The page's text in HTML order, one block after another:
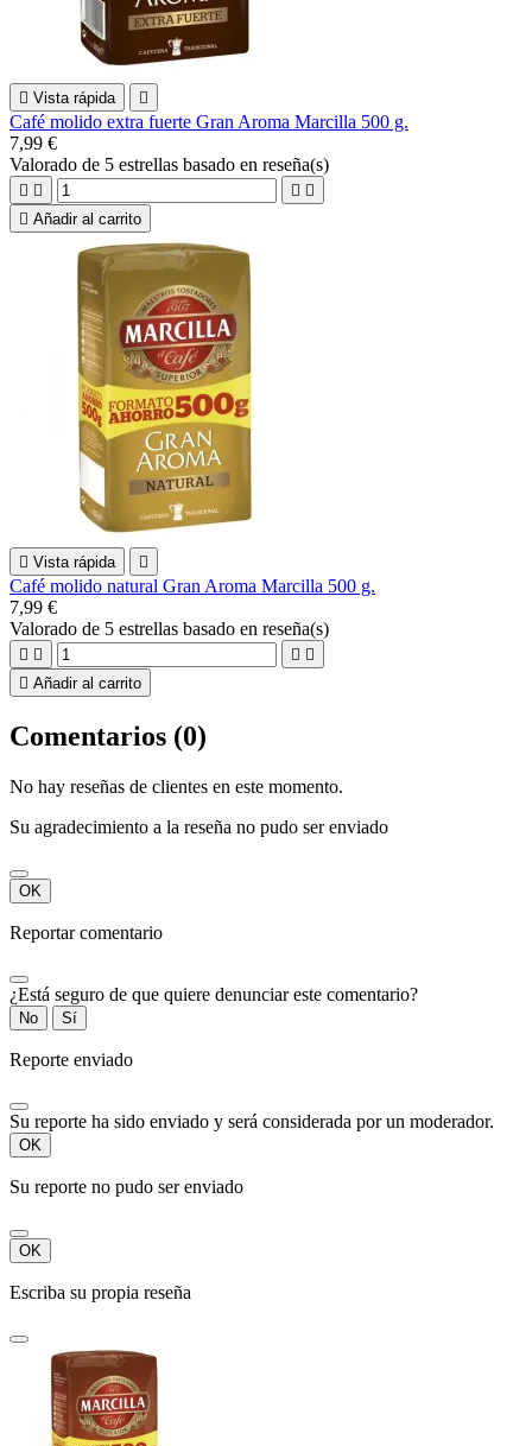
 Vista rápida 
Café molido extra fuerte Gran Aroma Marcilla 500 g.
7,99 €
Valorado de 5 estrellas basado en reseña(s)
   
 Añadir al carrito
 Vista rápida 
Café molido natural Gran Aroma Marcilla 500 g.
7,99 €
Valorado de 5 estrellas basado en reseña(s)
   
 Añadir al carrito
Comentarios (0)
No hay reseñas de clientes en este momento.
Su agradecimiento a la reseña no pudo ser enviado
OK
Reportar comentario
¿Está seguro de que quiere denunciar este comentario?
No Sí
Reporte enviado
Su reporte ha sido enviado y será considerada por un moderador.
OK
Su reporte no pudo ser enviado
OK
Escriba su propia reseña